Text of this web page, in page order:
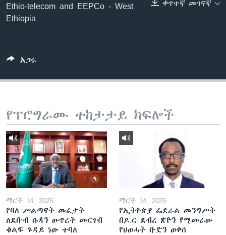
ቀጥተኛ መገናኛ
Ethio-telecom and EEPCo - West
Ethiopia
አጋሩ
የፕሮግራሙ ተከታታይ ክፍሎች
ማርች 14, 2025
የባለ ሥልጣናት መፈታት
ለደቡብ ሱዳን ውጥረት መርገብ
ቁልፍ ጉዳይ ነው ተባለ
ማርች 14, 2025
የኢትዮጵያ ፌደራል መንግሥት
በዶ.ር ደብረ ጽዮን የሚመራው
የህወሓት ቡድን ወቀሰ